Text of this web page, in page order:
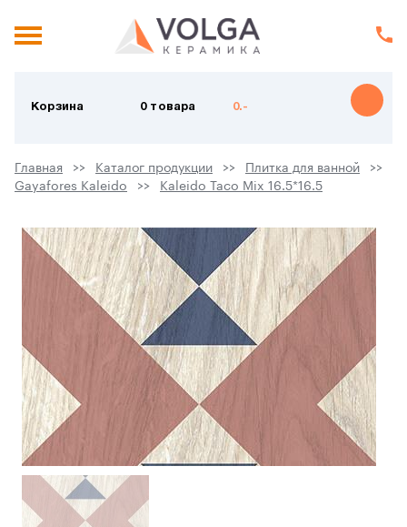
Корзина 0 товара 0.-
Главная Каталог продукции
Плитка для ванной
Gayafores Kaleido
Kaleido Taco Mix 16.5*16.5